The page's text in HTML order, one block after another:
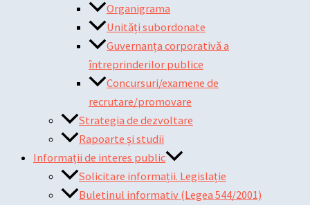
Organigrama
Unități subordonate
Guvernanța corporativă a
întreprinderilor publice
Concursuri/examene de
recrutare/promovare
Strategia de dezvoltare
Rapoarte și studii
Informații de interes public
Solicitare informații. Legislație
Buletinul informativ (Legea 544/2001)